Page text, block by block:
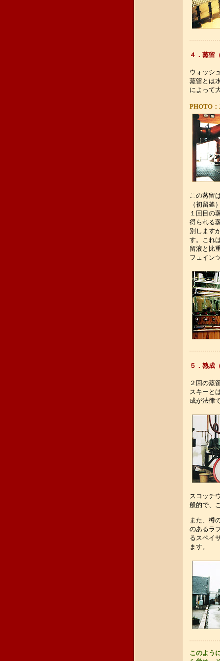
４．蒸留
ウォッシ
蒸留とは
によって
PHOTO：
この蒸留
（初留
１回目の
得られる
別します
す。これ
留液と比
フェイン
５．熟成
２回の蒸
スキーと
成が法律
スコッチ
般的で、
また、樽
のあるラ
るスペイ
ます。
このよう